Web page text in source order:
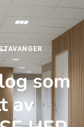
som
av